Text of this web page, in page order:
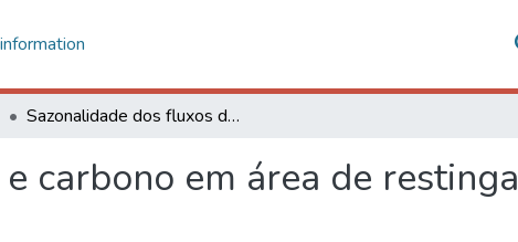
Sazonalidade dos fluxos de energia e carbono em área de restinga
carbono em área de restinga